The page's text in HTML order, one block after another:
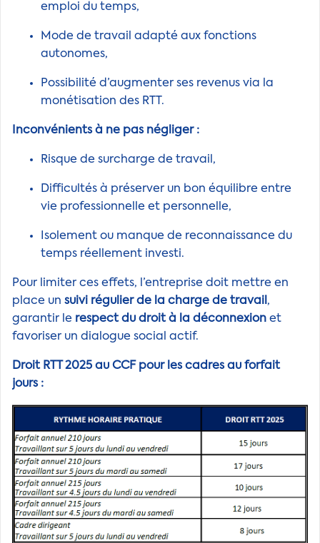
emploi du temps,
Mode de travail adapté aux fonctions
autonomes,
Possibilité d’augmenter ses revenus via la
monétisation des RTT.
Inconvénients à ne pas négliger :
Risque de surcharge de travail,
Difficultés à préserver un bon équilibre entre
vie professionnelle et personnelle,
Isolement ou manque de reconnaissance du
temps réellement investi.
Pour limiter ces effets, l’entreprise doit mettre en
place un suivi régulier de la charge de travail ,
garantir le respect du droit à la déconnexion et
favoriser un dialogue social actif.
Droit RTT 2025 au CCF pour les cadres au forfait
jours :